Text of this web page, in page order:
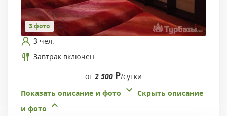
3 фото
3 чел.
Завтрак включен
от 2 500 Р/сутки
Показать описание и фото
Скрыть описание
и фото